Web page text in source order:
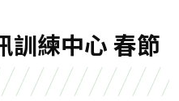
訓練中心 春節